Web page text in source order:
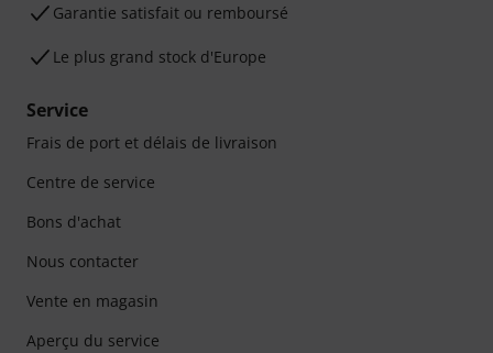
Garantie satisfait ou remboursé
Le plus grand stock d'Europe
Service
Frais de port et délais de livraison
Centre de service
Bons d'achat
Nous contacter
Vente en magasin
Aperçu du service